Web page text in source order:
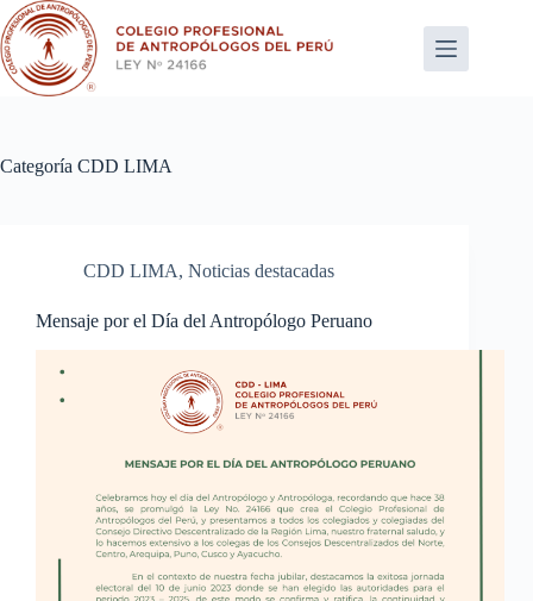
Saltar
al
contenido
Categoría CDD LIMA
CDD LIMA, Noticias destacadas
Mensaje por el Día del Antropólogo Peruano